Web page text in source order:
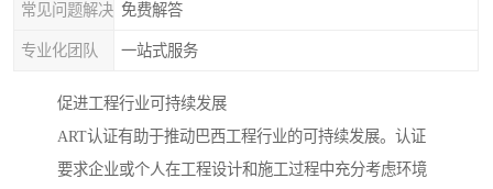
常见问题解决 免费解答
专业化团队 一站式服务
促进工程行业可持续发展
ART认证有助于推动巴西工程行业的可持续发展。认证
要求企业或个人在工程设计和施工过程中充分考虑环境